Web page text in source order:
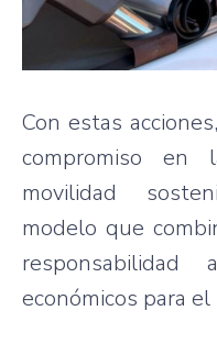
Con estas
compromiso en
movilidad
modelo que
responsabilidad
económicos para el